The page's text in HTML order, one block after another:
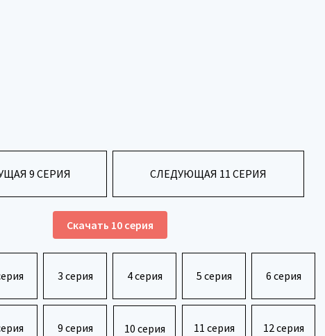
9 СЕРИЯ СЛЕДУЮЩАЯ 11 СЕРИЯ
Скачать 10 серия
3 серия 4 серия 5 серия 6 серия
9 серия 10 серия 11 серия 12 серия